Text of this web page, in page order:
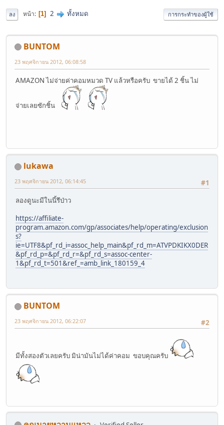
ลง หน้า 1 2 ทั้งหมด การกระทำของผู้ใช้
BUNTOM
23 พฤศจิกายน 2012, 06:08:58
AMAZON ไม่จ่ายค่าคอมหมวด TV แล้วหรือครับ ขายได้ 2 ชิ้น ไม่
จ่ายเลยซักชิ้น
lukawa
#1
23 พฤศจิกายน 2012, 06:14:45
ลองดูนะมีในนี้รึป่าว
https://affiliate-
program.amazon.com/gp/associates/help/operating/exclusion
s?
ie=UTF8&pf_rd_i=assoc_help_main&pf_rd_m=ATVPDKIKX0DER
&pf_rd_p=&pf_rd_r=&pf_rd_s=assoc-center-
1&pf_rd_t=501&ref_=amb_link_180159_4
BUNTOM
#2
23 พฤศจิกายน 2012, 06:22:07
มีทั้งสองตัวเลยครับ มิน่ามันไม่ได้ค่าคอม ขอบคุณครับ